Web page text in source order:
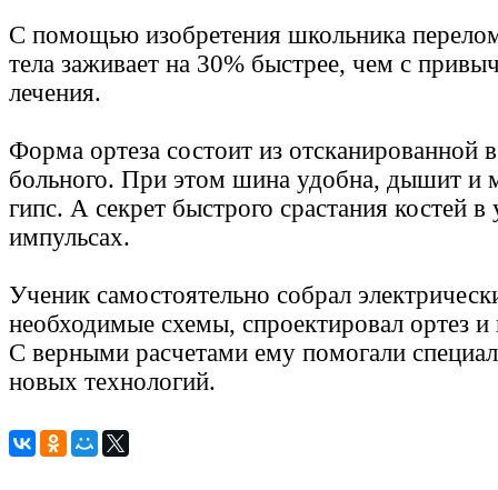
С помощью изобретения школьника
тела заживает на 30% быстрее, чем с
лечения.
Форма ортеза состоит из отсканированной
больного. При этом шина удобна, дышит и
гипс. А секрет быстрого срастания костей в
импульсах.
Ученик самостоятельно собрал
необходимые схемы, спроектировал ортез и
С верными расчетами ему помогали
новых технологий.